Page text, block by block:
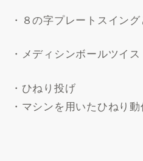
・８の字プレートスイン
・メディシンボールツイ
・ひねり投げ
・マシンを用いたひねり